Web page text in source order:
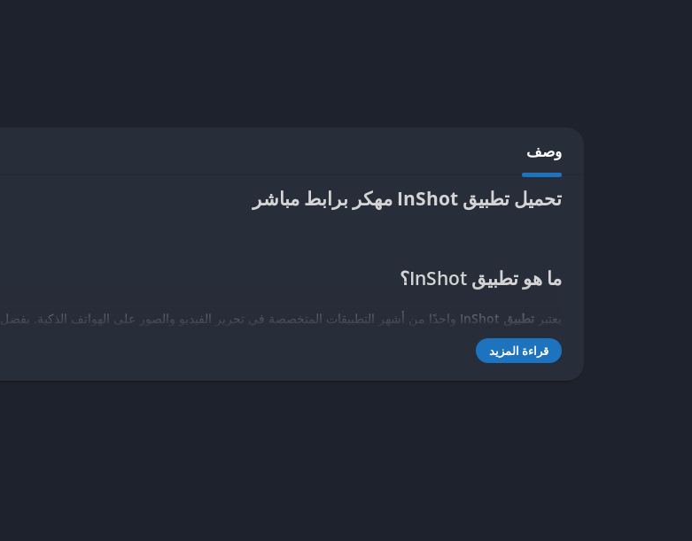
وصف
تحميل تطبيق InShot مهكر برابط مباشر
ما هو تطبيق ؟
يعتبر تطبيق InShot
واحدًا من أشهر التطبيقات المتخصصة في تحرير الفيديو والصور على الهواتف الذكية.
المستخدم البسيطة وسهولة الاستخدام، يمكن للمستخدمين من جميع المستويات، سواء كانوا مبتدئين أو
محتوى مرئي بجودة عالية. يتيح التطبيق إمكانية تحسين ومشاركة الإبداعات المرئية بكل سهولة، مما يجعله اختيارًا
الذين يرغبون في تحسين صورهم ومقاطع الفيديو الخاصة بهم.
قراءة المزيد